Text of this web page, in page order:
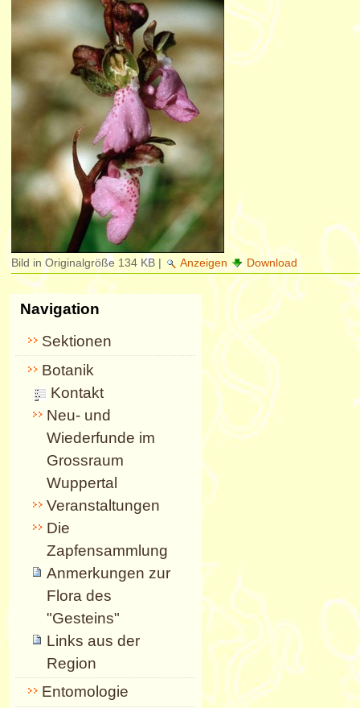
Bild in Originalgröße 134 KB | Anzeigen Download
Navigation
Sektionen
Botanik
Kontakt
Neu- und
Wiederfunde im
Grossraum
Wuppertal
Veranstaltungen
Die
Zapfensammlung
Anmerkungen zur
Flora des
"Gesteins"
Links aus der
Region
Entomologie